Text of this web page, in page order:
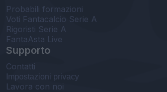
Probabili formazioni
Voti Fantacalcio Serie A
Rigoristi Serie A
FantaAsta Live
Supporto
Contatti
Impostazioni privacy
Lavora con noi